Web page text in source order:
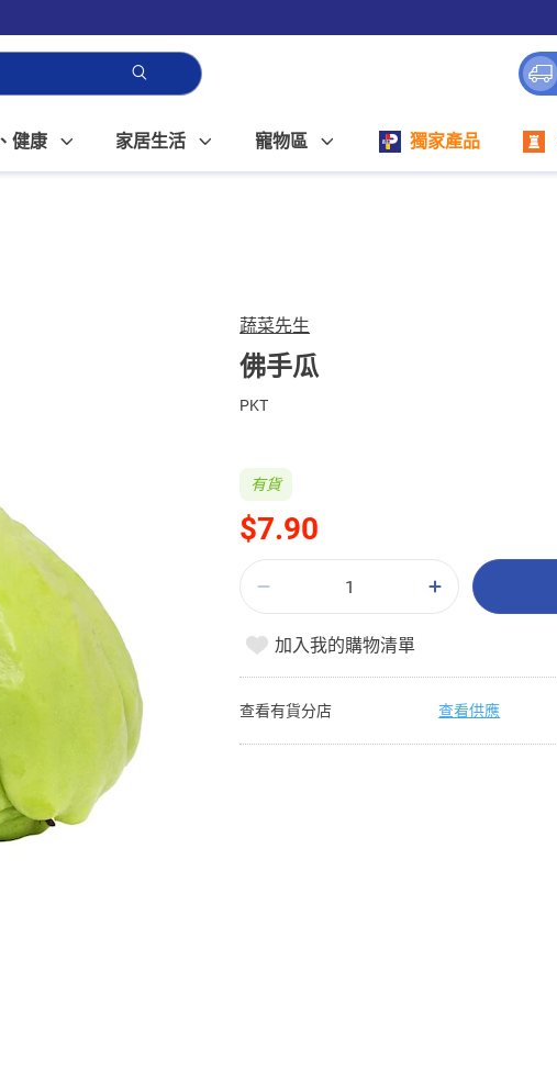
健康 家居生活 寵物區 獨家產品
蔬菜先生
佛手瓜
PKT
$7.90
有貨
加入我的購物清單
查看有貨分店 查看供應